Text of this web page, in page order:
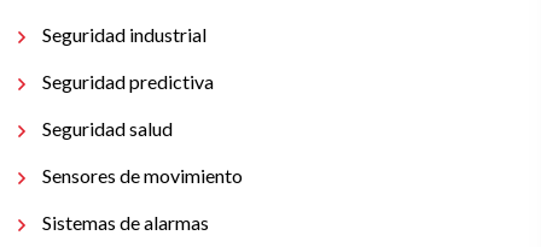
Seguridad industrial
Seguridad predictiva
Seguridad salud
Sensores de movimiento
Sistemas de alarmas